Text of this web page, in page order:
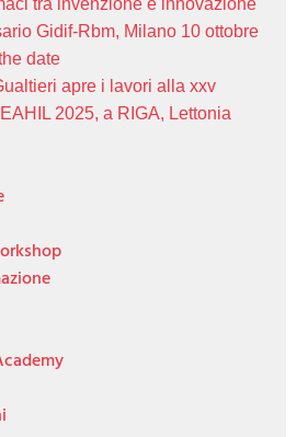
tra invenzione e innovazione"
Gidif-Rbm, Milano 10 ottobre
date
apre i lavori alla xxv
2025, a RIGA, Lettonia